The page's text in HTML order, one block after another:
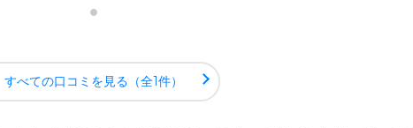
すべての口コミを見る（全1件）